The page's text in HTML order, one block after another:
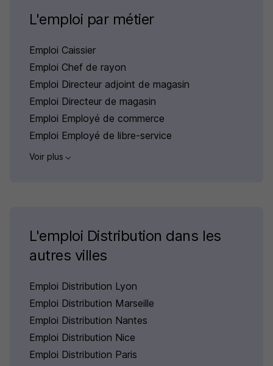
L'emploi par métier
Emploi Caissier
Emploi Chef de rayon
Emploi Directeur adjoint de magasin
Emploi Directeur de magasin
Emploi Employé de commerce
Emploi Employé de libre-service
Voir plus
L'emploi Distribution dans les
autres villes
Emploi Distribution Lyon
Emploi Distribution Marseille
Emploi Distribution Nantes
Emploi Distribution Nice
Emploi Distribution Paris